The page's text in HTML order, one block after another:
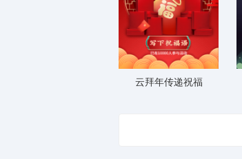
云拜年传递祝福